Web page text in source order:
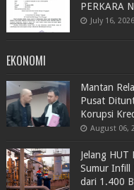
PERKARA
July 16, 2026
EKONOMI
Mantan
Pusat
Korupsi
August 06,
Jelang
Sumur Infill
dari 1.400